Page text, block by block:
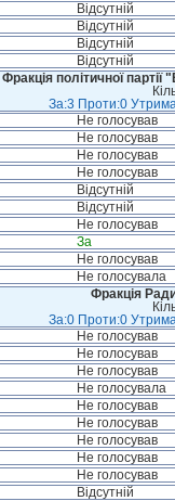
Відсутній
Відсутній
Відсутній
Відсутній
Фракція політичної
За:3 Проти:0
Не голосував
Не голосував
Не голосував
Не голосував
Відсутній
Відсутній
Не голосував
За
Не голосував
Не голосувала
Фракція
За:0 Проти:0
Не голосував
Не голосував
Не голосував
Не голосувала
Не голосував
Не голосував
Не голосував
Не голосував
Не голосував
Відсутній